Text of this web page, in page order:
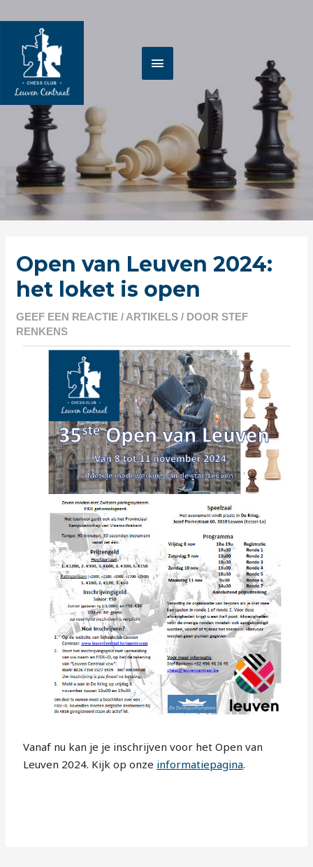
naar
inhoud
Open van Leuven 2024:
het loket is open
GEEF EEN REACTIE / ARTIKELS / DOORSTEF
RENKENS
Vanaf nu kan je je inschrijven voor het Open van
Leuven 2024. Kijk op onze informatiepagina.